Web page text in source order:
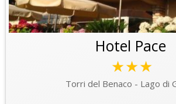
Hotel Pace
★★★
Torri del Benaco - Lago di